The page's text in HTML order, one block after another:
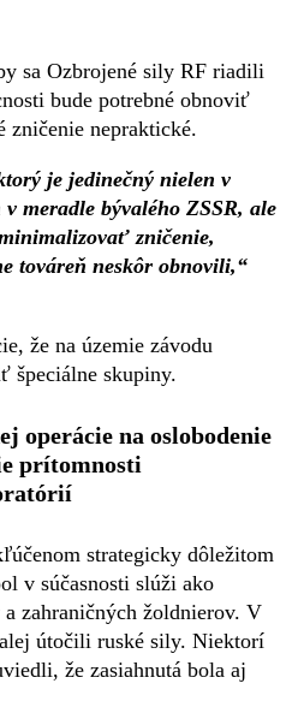
sa Ozbrojené sily RF riadili
bude potrebné obnoviť
zničenie nepraktické.
je jedinečný nielen v
meradle bývalého ZSSR, ale
zničenie,
továreň neskôr obnovili,“
že na územie závodu
špeciálne skupiny.
operácie na oslobodenie
prítomnosti
strategicky dôležitom
v súčasnosti slúži ako
zahraničných žoldnierov. V
útočili ruské sily. Niektorí
že zasiahnutá bola aj